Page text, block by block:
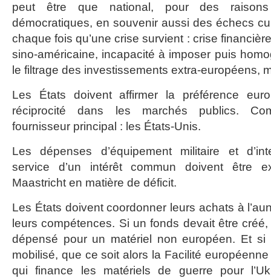
peut être que national, pour des
démocratiques, en souvenir aussi des échecs
chaque fois qu’une crise survient : crise
sino-américaine, incapacité à imposer puis
le filtrage des investissements extra-européens,
Les États doivent affirmer la préférence
réciprocité dans les marchés publics.
fournisseur principal : les États-Unis.
Les dépenses d’équipement militaire et
service d’un intérêt commun doivent être
Maastricht en matière de déficit.
Les États doivent coordonner leurs achats à
leurs compétences. Si un fonds devait être
dépensé pour un matériel non européen. Et
mobilisé, que ce soit alors la Facilité européenne
qui finance les matériels de guerre pour